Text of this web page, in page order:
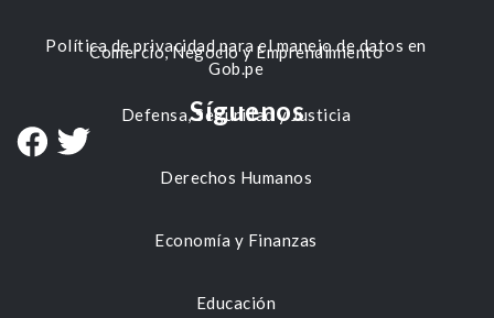
Comercio, Negocio y Emprendimiento
Defensa, Seguridad y Justicia
Derechos Humanos
Economía y Finanzas
Educación
Política de privacidad para el manejo de datos en
Gob.pe
Síguenos